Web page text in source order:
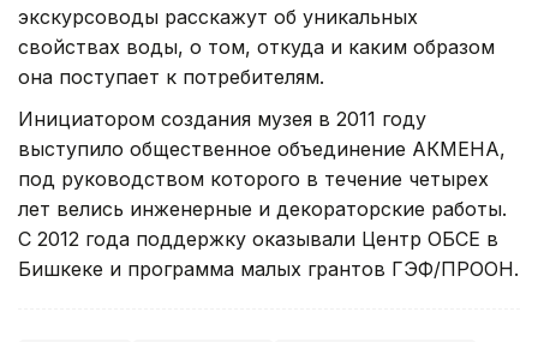
экскурсоводы расскажут об уникальных
свойствах воды, о том, откуда и каким образом
она поступает к потребителям.
Инициатором создания музея в 2011 году
выступило общественное объединение АКМЕНА,
под руководством которого в течение четырех
лет велись инженерные и декораторские работы.
С 2012 года поддержку оказывали Центр ОБСЕ в
Бишкеке и программа малых грантов ГЭФ/ПРООН.